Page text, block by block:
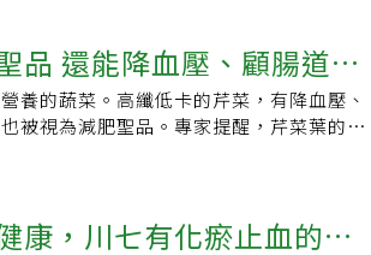
的蔬菜，富含多種纖維還能降發炎、控血
維容易造成消化不良。建議每天的攝取量
其他食材一起食用，如肉類、豆類等，以
光食物容易讓皮膚對光變得更敏感，吃了
」可以吃嗎？人們吃芹菜通常只吃芹菜
葉子也有豐富的營養價值，維生素C含量是
就像救命稻草。
究發現芹菜素不僅有鎮靜、抗憂鬱、防抽
統、認知性能有保護效用。建議適量攝入
節的植物源成分。另外2020年國際期刊指
糖、降血脂、抑制腫瘤細胞生長等多元功
勞、抗凝血、抗腫瘤和抗肝損傷等功能活
解、發酵）將牡蠣肉加工而制得的酶解產
。她說，如果芹菜外表黏糊糊的，說明已
會釋放乙烯的蔬果放一起適當的儲存是保
蘋果、酪梨、梨或其他會釋放乙烯的蔬菜
速成熟。此外，不要用塑膠袋或保鮮膜來
的乙烯氣體，導致莖部更快變質。Simply
以保存長達兩周時間；在儲存前，去掉
箱。可用鋁箔紙保持芹菜莖部水分鋁箔紙
還能降血壓、顧腸道！1
感更好
養的蔬菜。高纖低卡的芹菜，有降血壓、
被視為減肥聖品。專家提醒，芹菜葉的營
生素B、鈣、磷、鐵、鉀、鈉等營養，可促
水分的減肥聖品。也因芹菜是高纖食物，
康，川七有化瘀止血的作